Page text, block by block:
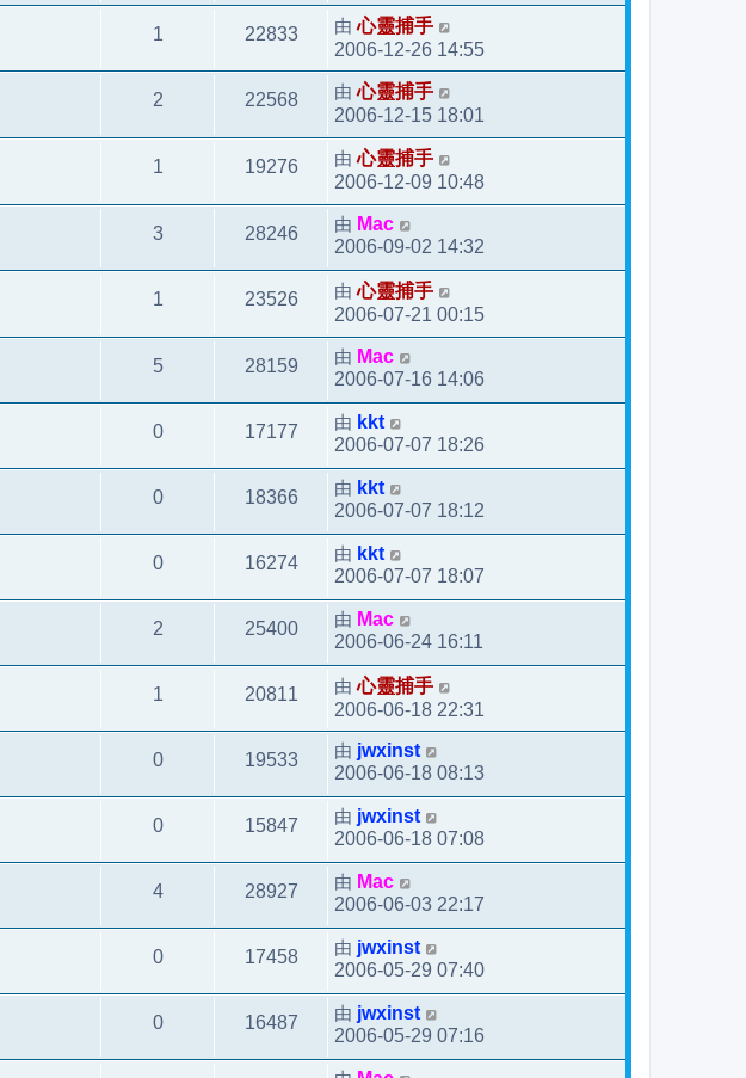
1 22833 由心靈捕手
2006-12-26 14:55
2 22568 由心靈捕手
2006-12-15 18:01
1 19276 由心靈捕手
2006-12-09 10:48
3 28246 由 Mac
2006-09-02 14:32
1 23526 由心靈捕手
2006-07-21 00:15
5 28159 由 Mac
2006-07-16 14:06
0 17177 由 kkt
2006-07-07 18:26
0 18366 由 kkt
2006-07-07 18:12
0 16274 由 kkt
2006-07-07 18:07
2 25400 由 Mac
2006-06-24 16:11
1 20811 由心靈捕手
2006-06-18 22:31
0 19533 由 jwxinst
2006-06-18 08:13
0 15847 由 jwxinst
2006-06-18 07:08
4 28927 由 Mac
2006-06-03 22:17
0 17458 由 jwxinst
2006-05-29 07:40
0 16487 由 jwxinst
2006-05-29 07:16